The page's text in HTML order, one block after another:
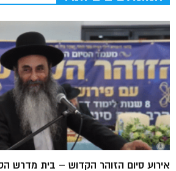
אירוע סיום הזוהר הקדוש – בית מדרש